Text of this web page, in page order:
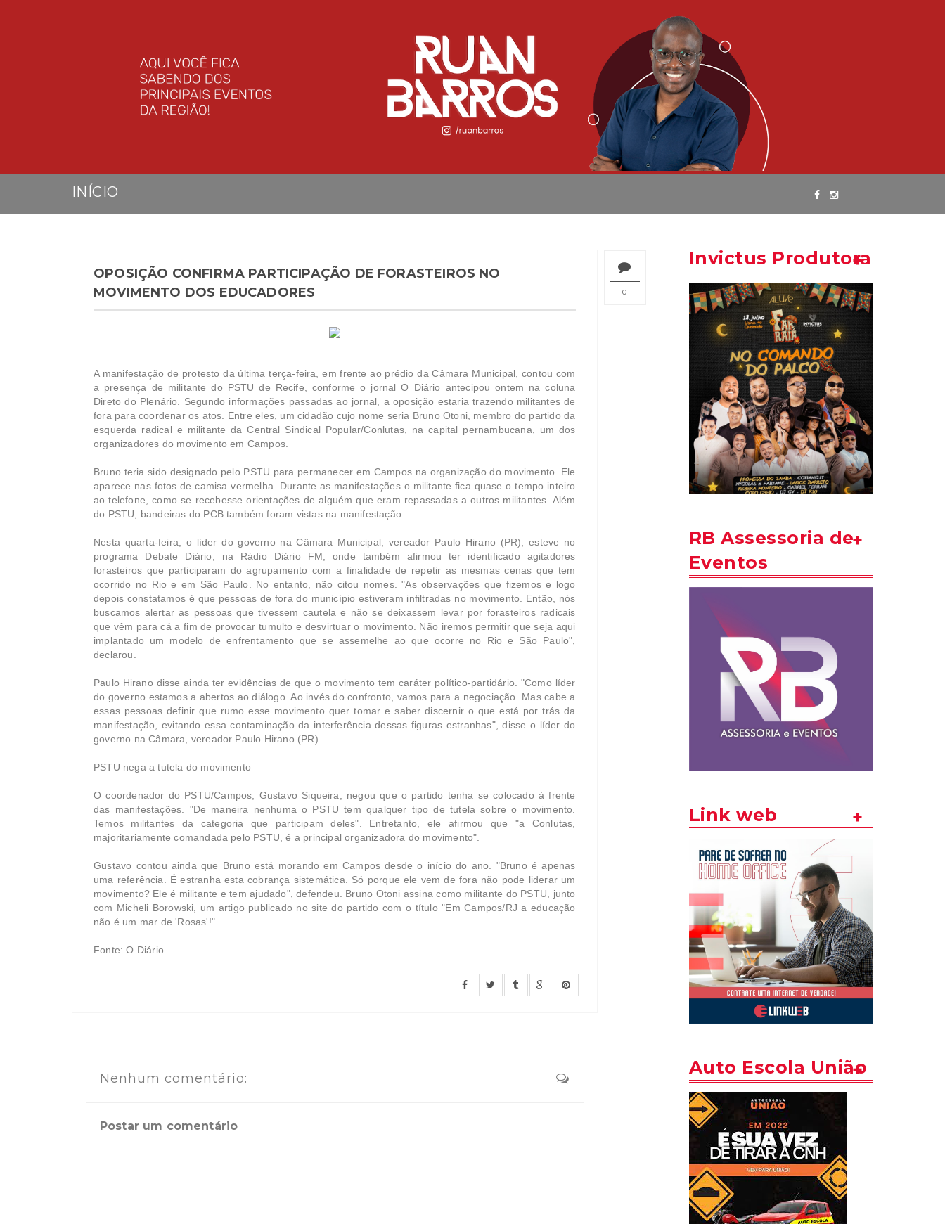
INÍCIO
0
OPOSIÇÃO CONFIRMA PARTICIPAÇÃO DE FORASTEIROS NO
MOVIMENTO DOS EDUCADORES
A manifestação de protesto da última terça-feira, em frente ao prédio da Câmara Municipal, contou com
a presença de militante do PSTU de Recife, conforme o jornal O Diário antecipou ontem na coluna
Direto do Plenário. Segundo informações passadas ao jornal, a oposição estaria trazendo militantes de
fora para coordenar os atos. Entre eles, um cidadão cujo nome seria Bruno Otoni, membro do partido da
esquerda radical e militante da Central Sindical Popular/Conlutas, na capital pernambucana, um dos
organizadores do movimento em Campos.
Bruno teria sido designado pelo PSTU para permanecer em Campos na organização do movimento. Ele
aparece nas fotos de camisa vermelha. Durante as manifestações o militante fica quase o tempo inteiro
ao telefone, como se recebesse orientações de alguém que eram repassadas a outros militantes. Além
do PSTU, bandeiras do PCB também foram vistas na manifestação.
Nesta quarta-feira, o líder do governo na Câmara Municipal, vereador Paulo Hirano (PR), esteve no
programa Debate Diário, na Rádio Diário FM, onde também afirmou ter identificado agitadores
forasteiros que participaram do agrupamento com a finalidade de repetir as mesmas cenas que tem
ocorrido no Rio e em São Paulo. No entanto, não citou nomes. "As observações que fizemos e logo
depois constatamos é que pessoas de fora do município estiveram infiltradas no movimento. Então, nós
buscamos alertar as pessoas que tivessem cautela e não se deixassem levar por forasteiros radicais
que vêm para cá a fim de provocar tumulto e desvirtuar o movimento. Não iremos permitir que seja aqui
implantado um modelo de enfrentamento que se assemelhe ao que ocorre no Rio e São Paulo",
declarou.
Paulo Hirano disse ainda ter evidências de que o movimento tem caráter político-partidário. "Como líder
do governo estamos a abertos ao diálogo. Ao invés do confronto, vamos para a negociação. Mas cabe a
essas pessoas definir que rumo esse movimento quer tomar e saber discernir o que está por trás da
manifestação, evitando essa contaminação da interferência dessas figuras estranhas", disse o líder do
governo na Câmara, vereador Paulo Hirano (PR).
PSTU nega a tutela do movimento
O coordenador do PSTU/Campos, Gustavo Siqueira, negou que o partido tenha se colocado à frente
das manifestações. "De maneira nenhuma o PSTU tem qualquer tipo de tutela sobre o movimento.
Temos militantes da categoria que participam deles". Entretanto, ele afirmou que "a Conlutas,
majoritariamente comandada pelo PSTU, é a principal organizadora do movimento".
Gustavo contou ainda que Bruno está morando em Campos desde o início do ano. "Bruno é apenas
uma referência. É estranha esta cobrança sistemática. Só porque ele vem de fora não pode liderar um
movimento? Ele é militante e tem ajudado", defendeu. Bruno Otoni assina como militante do PSTU, junto
com Micheli Borowski, um artigo publicado no site do partido com o título "Em Campos/RJ a educação
não é um mar de 'Rosas'!".
Fonte: O Diário
Nenhum comentário:
Postar um comentário
Invictus Produtora
RB Assessoria de
Eventos
Link web
Auto Escola União